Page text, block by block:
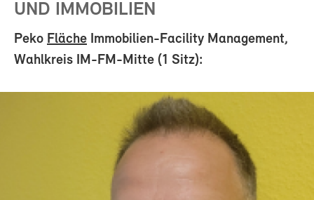
UND IMMOBILIEN
Peko Fläche Immobilien-Facility Management,
Wahlkreis IM-FM-Mitte (1 Sitz):